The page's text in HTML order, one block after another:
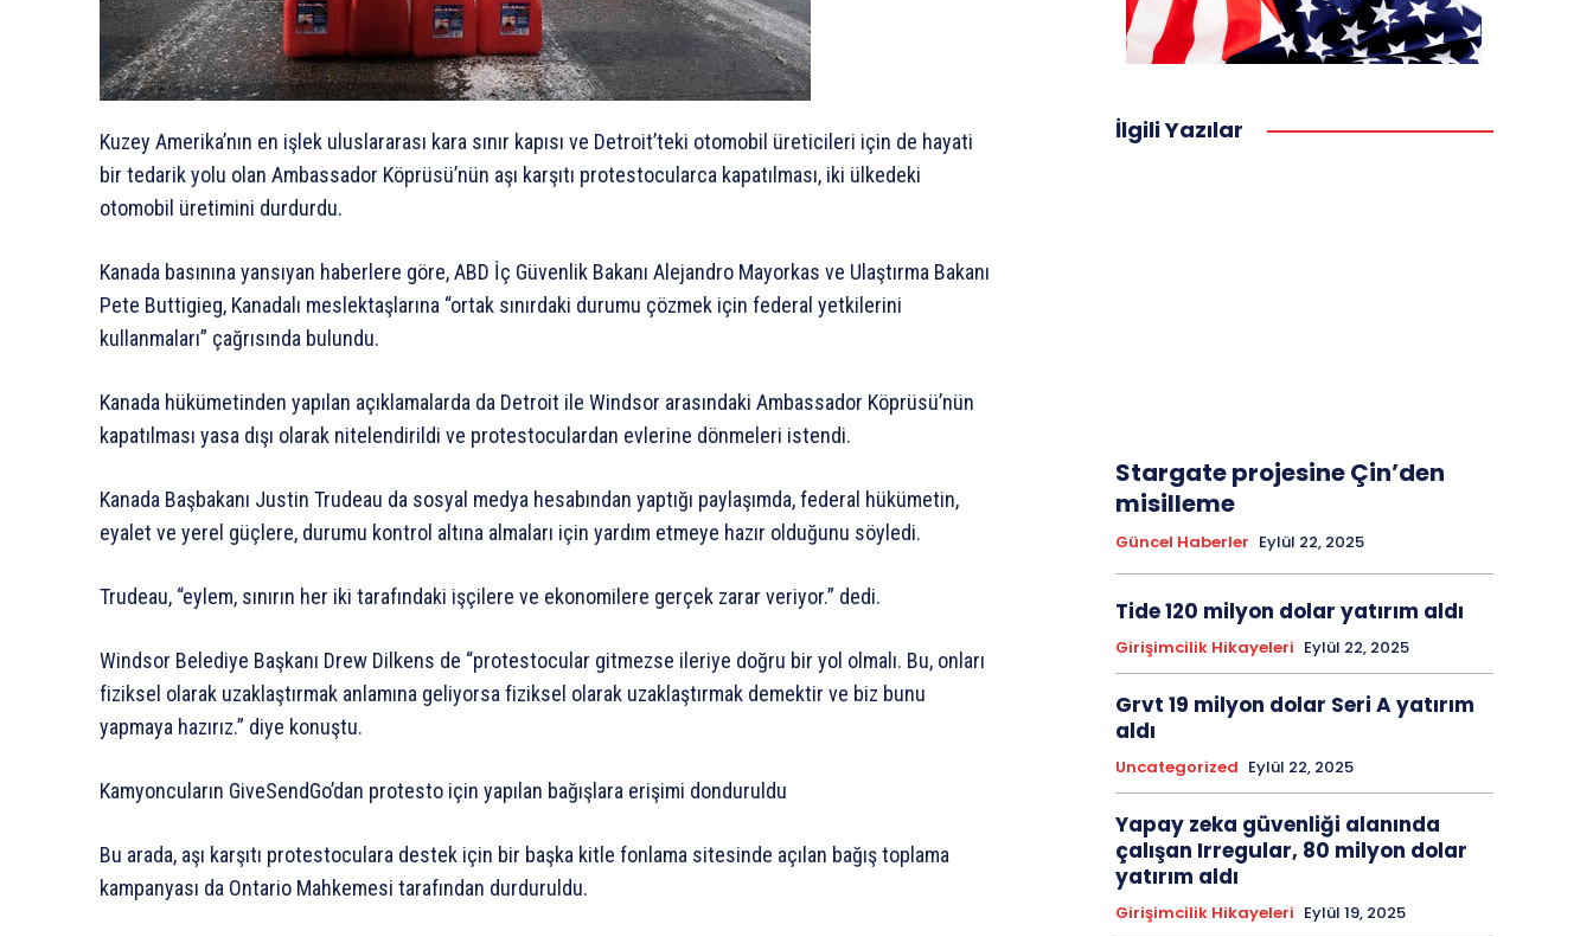
Kuzey Amerika’nın en işlek uluslararası kara sınır kapısı ve Detroit’teki otomobil üreticileri için de hayati
bir tedarik yolu olan Ambassador Köprüsü’nün aşı karşıtı protestocularca kapatılması, iki ülkedeki
otomobil üretimini durdurdu.
Kanada basınına yansıyan haberlere göre, ABD İç Güvenlik Bakanı Alejandro Mayorkas ve Ulaştırma Bakanı
Pete Buttigieg, Kanadalı meslektaşlarına “ortak sınırdaki durumu çözmek için federal yetkilerini
kullanmaları” çağrısında bulundu.
Kanada hükümetinden yapılan açıklamalarda da Detroit ile Windsor arasındaki Ambassador Köprüsü’nün
kapatılması yasa dışı olarak nitelendirildi ve protestoculardan evlerine dönmeleri istendi.
Kanada Başbakanı Justin Trudeau da sosyal medya hesabından yaptığı paylaşımda, federal hükümetin,
eyalet ve yerel güçlere, durumu kontrol altına almaları için yardım etmeye hazır olduğunu söyledi.
Trudeau, “eylem, sınırın her iki tarafındaki işçilere ve ekonomilere gerçek zarar veriyor.” dedi.
Windsor Belediye Başkanı Drew Dilkens de “protestocular gitmezse ileriye doğru bir yol olmalı. Bu, onları
fiziksel olarak uzaklaştırmak anlamına geliyorsa fiziksel olarak uzaklaştırmak demektir ve biz bunu
yapmaya hazırız.” diye konuştu.
Kamyoncuların GiveSendGo’dan protesto için yapılan bağışlara erişimi donduruldu
Bu arada, aşı karşıtı protestoculara destek için bir başka kitle fonlama sitesinde açılan bağış toplama
kampanyası da Ontario Mahkemesi tarafından durduruldu.
İlgili Yazılar
Stargate projesine Çin’den
misilleme
Güncel Haberler Eylül 22, 2025
Tide 120 milyon dolar yatırım aldı
Girişimcilik Hikayeleri Eylül 22, 2025
Grvt 19 milyon dolar Seri A yatırım
aldı
Uncategorized Eylül 22, 2025
Yapay zeka güvenliği alanında
çalışan Irregular, 80 milyon dolar
yatırım aldı
Girişimcilik Hikayeleri Eylül 19, 2025